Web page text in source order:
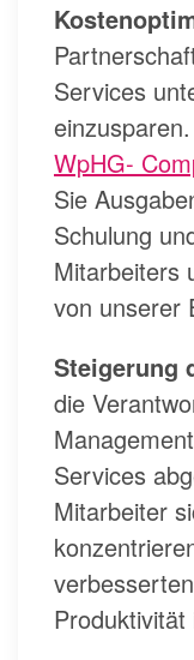
Services
WpHG-
Sie
Schulung
Mitarbeiters
von unserer
Steigerung
die
Services
Mitarbeiter